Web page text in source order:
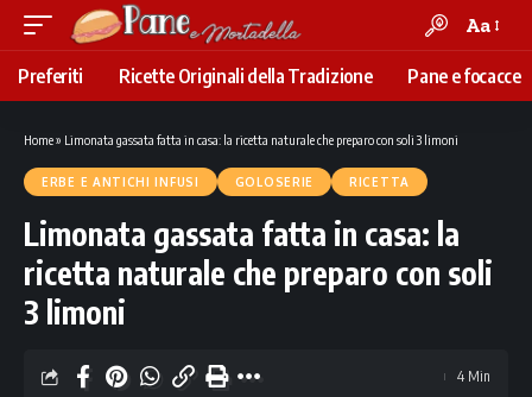
Font
Resizer
Aa
Preferiti Ricette Originali della Tradizione Pane e focacce
Home» Limonata gassata fatta in casa: la ricetta naturale che preparo con soli 3 limoni
ERBE E ANTICHI INFUSI GOLOSERIE RICETTA
Limonata gassata fatta in casa: la
ricetta naturale che preparo con soli
3 limoni
4 Min